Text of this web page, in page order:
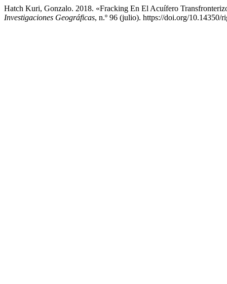
Hatch Kuri, Gonzalo. 2018. «Fracking En El Acuífero
Investigaciones Geográficas, n.º 96 (julio). https://doi.org/10.14350/